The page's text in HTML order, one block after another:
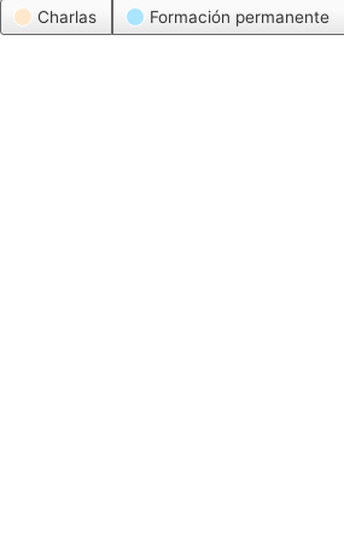
Categorías
Charlas Formación permanente